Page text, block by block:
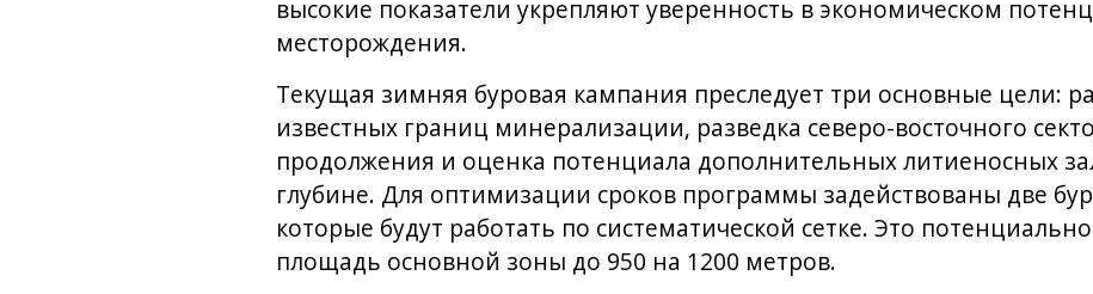
высокие показатели укрепляют уверенность в экономическом
месторождения.
Текущая зимняя буровая кампания преследует три основные цели:
известных границ минерализации, разведка северо-восточного
продолжения и оценка потенциала дополнительных литиеносных
глубине. Для оптимизации сроков программы задействованы две
которые будут работать по систематической сетке. Это
площадь основной зоны до 950 на 1200 метров.